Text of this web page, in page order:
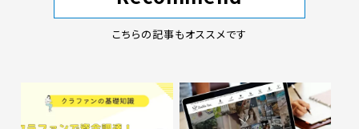
こちらの記事もオススメです